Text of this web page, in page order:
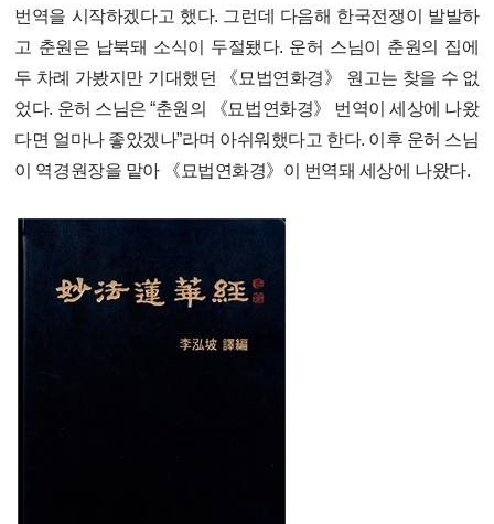
번역을 시작하겠다고 했다. 그런데 다음해 한국전쟁이 발발하
고 춘원은 납북돼 소식이 두절됐다. 운허 스님이 춘원의 집에
두 차례 가봤지만 기대했던 《묘법연화경》 원고는 찾을 수 없
었다. 운허 스님은 “춘원의 《묘법연화경》 번역이 세상에 나왔
다면 얼마나 좋았겠나”라며 아쉬워했다고 한다. 이후 운허 스님
이 역경원장을 맡아 《묘법연화경》이 번역돼 세상에 나왔다.